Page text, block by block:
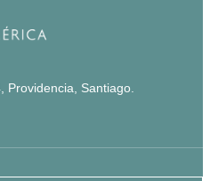
Providencia, Santiago.